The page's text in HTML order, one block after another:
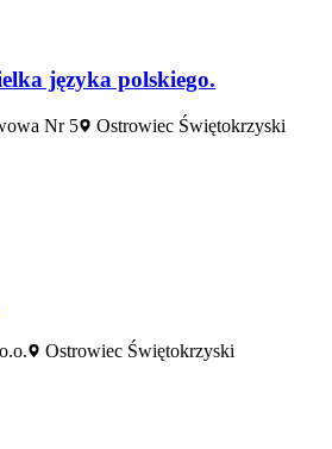
języka polskiego.
Nr 5
Ostrowiec Świętokrzyski
Ostrowiec Świętokrzyski